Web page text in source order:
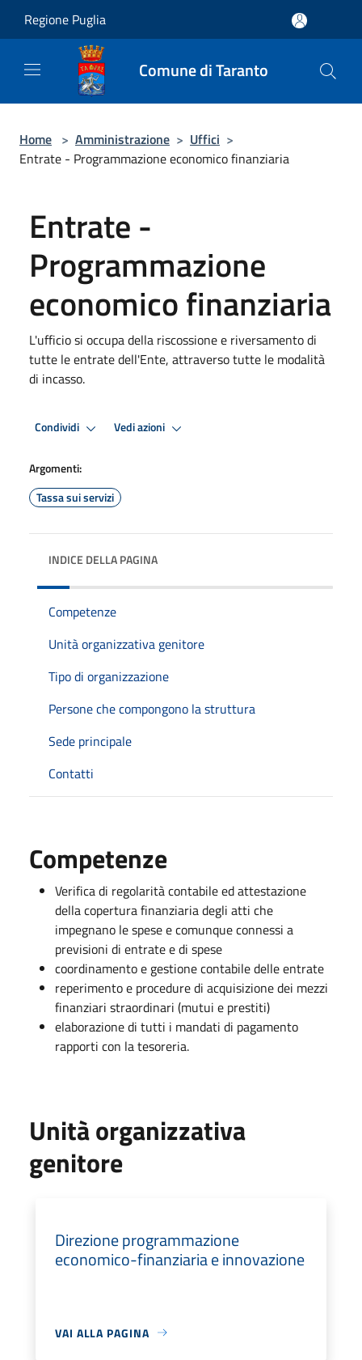
Regione Puglia
Comune di Taranto
Home > Amministrazione > Uffici >
Entrate - Programmazione economico finanziaria
Entrate -
Programmazione
economico finanziaria
L'ufficio si occupa della riscossione e riversamento di
tutte le entrate dell'Ente, attraverso tutte le modalità
di incasso.
Condividi Vedi azioni
Argomenti:
Tassa sui servizi
INDICE DELLA PAGINA
Competenze
Unità organizzativa genitore
Tipo di organizzazione
Persone che compongono la struttura
Sede principale
Contatti
Competenze
Verifica di regolarità contabile ed attestazione
della copertura finanziaria degli atti che
impegnano le spese e comunque connessi a
previsioni di entrate e di spese
coordinamento e gestione contabile delle entrate
reperimento e procedure di acquisizione dei mezzi
finanziari straordinari (mutui e prestiti)
elaborazione di tutti i mandati di pagamento
rapporti con la tesoreria.
Unità organizzativa
genitore
Direzione programmazione
economico-finanziaria e innovazione
VAI ALLA PAGINA